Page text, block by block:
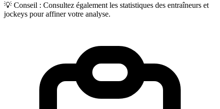
💡 Conseil : Consultez également les statistiques des entraîneurs et
jockeys pour affiner votre analyse.